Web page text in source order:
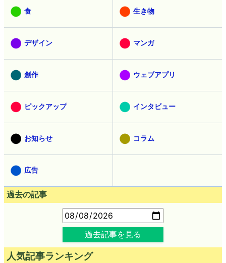
食 生き物
デザイン マンガ
創作 ウェブアプリ
ピックアップ インタビュー
お知らせ コラム
広告
過去の記事
過去記事を見る
人気記事ランキング